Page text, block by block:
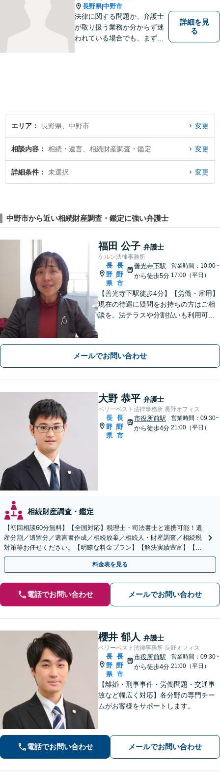
長野県|中野市
法律に関する問題か、弁護士
が取り扱う業務か分からず迷
われている場合でも、まずは
詳細を見
る
エリア 長野県、中野市 変更
相談内容 相続・遺言、相続財産調査・鑑定 変更
詳細条件 未選択 変更
中野市から近い相続財産調査・鑑定に強い弁護士
福田 公子 弁護士
ケルン法律事務所
長
野
県
|
長
野
市
善光寺下駅
から徒歩5分
営業時間：10:00~
17:00（平日）
【善光寺下駅徒歩4分】【労働・雇用】
現在の待遇に疑問をお持ちの方はご相
談を。法テラスや分割払いも利用可
メールでお問い合わせ
大野 恭平 弁護士
ベリーベスト法律事務所 長野オフィス
長
野
県
|
長
野
市
市役所前駅
から徒歩4分
営業時間：09:30~
21:00（平日）
相続財産調査・鑑定
【初回相談60分無料】【全国対応】税理士・司法書士と連携可能！遺
産分割／遺留分／遺言書作成／相続放棄／相続人・財産調査／相続税
対策等お任せください。【明瞭な料金プラン】【解決実績豊富】【電
話相談可】
料金表を見る
電話でお問い合わせ メールでお問い合わせ
櫻井 郁人 弁護士
ベリーベスト法律事務所 長野オフィス
長
野
県
|
長
野
市
市役所前駅
から徒歩4分
営業時間：09:30~
21:00（平日）
【離婚・刑事事件・労働問題・交通事
故など幅広く対応】各分野の専門チー
ムがお客様をサポートします。
電話でお問い合わせ メールでお問い合わせ